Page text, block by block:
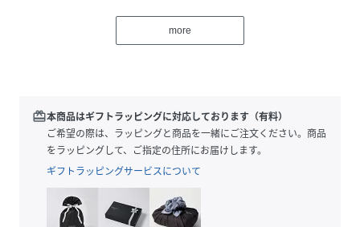
リラックスしながら自分らしくくつろげるお気に入りの1着
・お使いのモニターや端末により、質感・色合いが実際の商
品と異なって見える場合がござい
ます。
・表記サイズは測り方によって1～2cmの誤差が生じる場合
がございます。ご了承くださいませ。
more
redeem本商品はギフトラッピングに対応しております（有料）
ご希望の際は、ラッピングと商品を一緒にご注文ください。商品
をラッピングして、ご指定の住所にお届けします。
ギフトラッピングサービスについて